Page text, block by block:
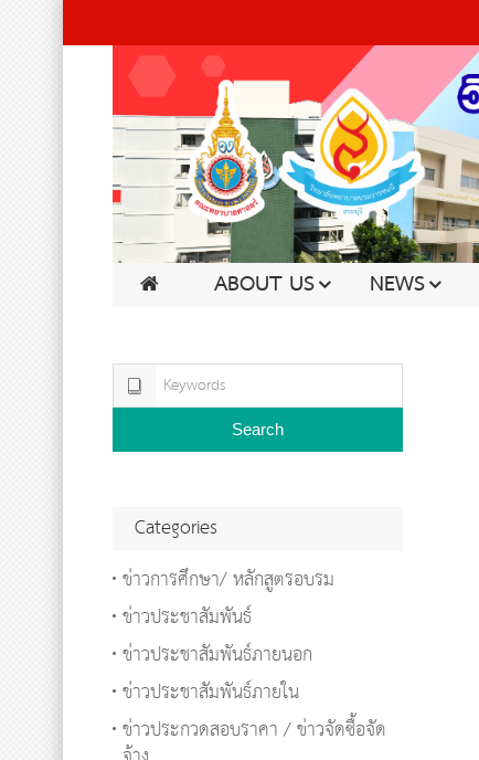
ABOUT US NEWS
Search
Categories
ข่าวการศึกษา/ หลักสูตรอบรม
ข่าวประชาสัมพันธ์
ข่าวประชาสัมพันธ์ภายนอก
ข่าวประชาสัมพันธ์ภายใน
ข่าวประกวดสอบราคา / ข่าวจัดซื้อจัด